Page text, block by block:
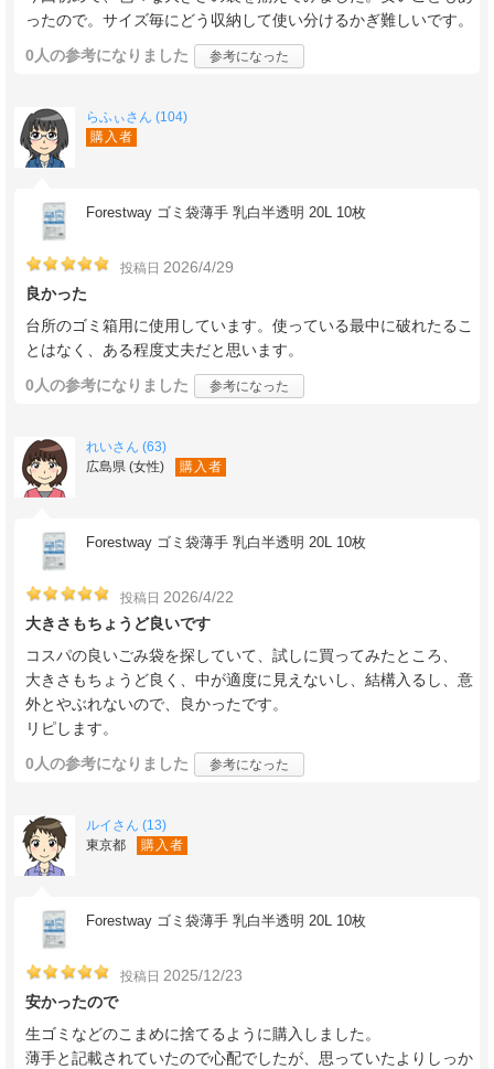
ったので。サイズ毎にどう収納して使い分けるかぎ難しいです。
0人の参考になりました 参考になった
らふぃさん (104)
購入者
Forestway ゴミ袋薄手 乳白半透明 20L 10枚
投稿日 2026/4/29
良かった
台所のゴミ箱用に使用しています。使っている最中に破れたるこ
とはなく、ある程度丈夫だと思います。
0人の参考になりました 参考になった
れいさん (63)
広島県 (女性)
購入者
Forestway ゴミ袋薄手 乳白半透明 20L 10枚
投稿日 2026/4/22
大きさもちょうど良いです
コスパの良いごみ袋を探していて、試しに買ってみたところ、
大きさもちょうど良く、中が適度に見えないし、結構入るし、意
外とやぶれないので、良かったです。
リピします。
0人の参考になりました 参考になった
ルイさん (13)
東京都
購入者
Forestway ゴミ袋薄手 乳白半透明 20L 10枚
投稿日 2025/12/23
安かったので
生ゴミなどのこまめに捨てるように購入しました。
薄手と記載されていたので心配でしたが、思っていたよりしっか